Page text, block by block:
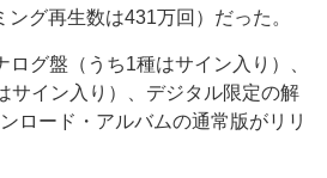
グ再生数は431万回）だった。
グ盤（うち1種はサイン入り）、
サイン入り）、デジタル限定の解
ロード・アルバムの通常版がリリ